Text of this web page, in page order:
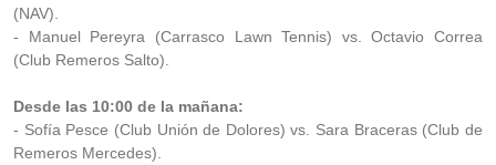
(NAV).
- Manuel Pereyra (Carrasco Lawn Tennis) vs. Octavio Correa
(Club Remeros Salto).
Desde las 10:00 de la mañana:
- Sofía Pesce (Club Unión de Dolores) vs. Sara Braceras (Club de
Remeros Mercedes).